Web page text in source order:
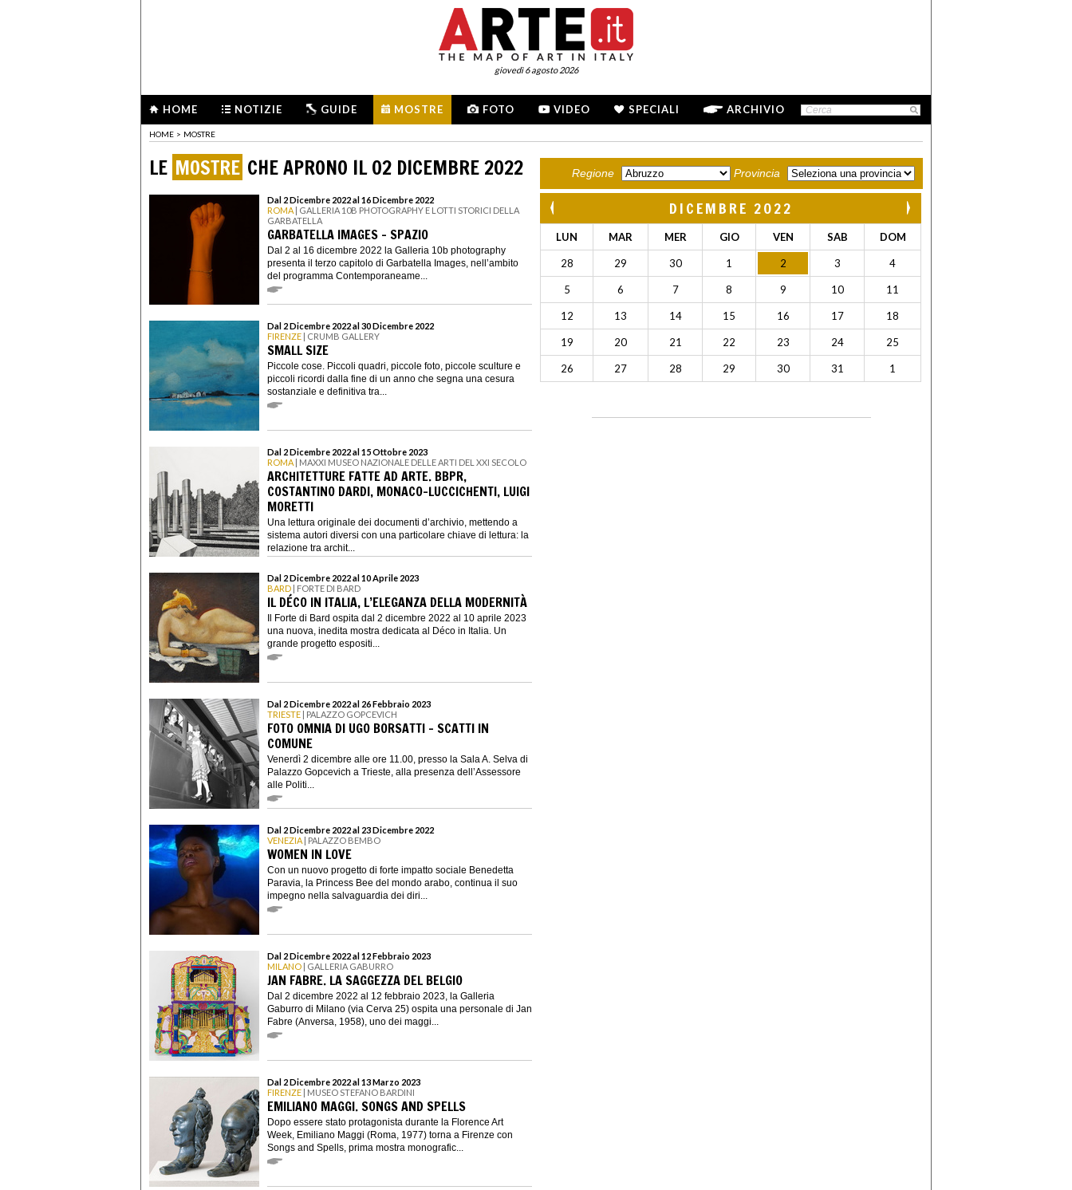
giovedì 6 agosto 2026
HOME NOTIZIE GUIDE MOSTRE FOTO VIDEO SPECIALI ARCHIVIO
HOME > MOSTRE
LE MOSTRE CHE APRONO IL 02 DICEMBRE 2022
Dal 2 Dicembre 2022 al 16 Dicembre 2022
ROMA | GALLERIA 10B PHOTOGRAPHY E LOTTI STORICI DELLA
GARBATELLA
GARBATELLA IMAGES - SPAZIO
Dal 2 al 16 dicembre 2022 la Galleria 10b photography
presenta il terzo capitolo di Garbatella Images, nell’ambito
del programma Contemporaneame...
Dal 2 Dicembre 2022 al 30 Dicembre 2022
FIRENZE | CRUMB GALLERY
SMALL SIZE
Piccole cose. Piccoli quadri, piccole foto, piccole sculture e
piccoli ricordi dalla fine di un anno che segna una cesura
sostanziale e definitiva tra...
Dal 2 Dicembre 2022 al 15 Ottobre 2023
ROMA | MAXXI MUSEO NAZIONALE DELLE ARTI DEL XXI SECOLO
ARCHITETTURE FATTE AD ARTE. BBPR,
COSTANTINO DARDI, MONACO-LUCCICHENTI, LUIGI
MORETTI
Una lettura originale dei documenti d’archivio, mettendo a
sistema autori diversi con una particolare chiave di lettura: la
relazione tra archit...
Dal 2 Dicembre 2022 al 10 Aprile 2023
BARD | FORTE DI BARD
IL DÉCO IN ITALIA, L’ELEGANZA DELLA MODERNITÀ
Il Forte di Bard ospita dal 2 dicembre 2022 al 10 aprile 2023
una nuova, inedita mostra dedicata al Déco in Italia. Un
grande progetto espositi...
Dal 2 Dicembre 2022 al 26 Febbraio 2023
TRIESTE | PALAZZO GOPCEVICH
FOTO OMNIA DI UGO BORSATTI - SCATTI IN
COMUNE
Venerdì 2 dicembre alle ore 11.00, presso la Sala A. Selva di
Palazzo Gopcevich a Trieste, alla presenza dell’Assessore
alle Politi...
Dal 2 Dicembre 2022 al 23 Dicembre 2022
VENEZIA | PALAZZO BEMBO
WOMEN IN LOVE
Con un nuovo progetto di forte impatto sociale Benedetta
Paravia, la Princess Bee del mondo arabo, continua il suo
impegno nella salvaguardia dei diri...
Dal 2 Dicembre 2022 al 12 Febbraio 2023
MILANO | GALLERIA GABURRO
JAN FABRE. LA SAGGEZZA DEL BELGIO
Dal 2 dicembre 2022 al 12 febbraio 2023, la Galleria
Gaburro di Milano (via Cerva 25) ospita una personale di Jan
Fabre (Anversa, 1958), uno dei maggi...
Dal 2 Dicembre 2022 al 13 Marzo 2023
FIRENZE | MUSEO STEFANO BARDINI
EMILIANO MAGGI. SONGS AND SPELLS
Dopo essere stato protagonista durante la Florence Art
Week, Emiliano Maggi (Roma, 1977) torna a Firenze con
Songs and Spells, prima mostra monografic...
Regione Provincia
DICEMBRE 2022
LUN MAR MER GIO VEN SAB DOM
28 29 30 1 2 3 4
5 6 7 8 9 10 11
12 13 14 15 16 17 18
19 20 21 22 23 24 25
26 27 28 29 30 31 1